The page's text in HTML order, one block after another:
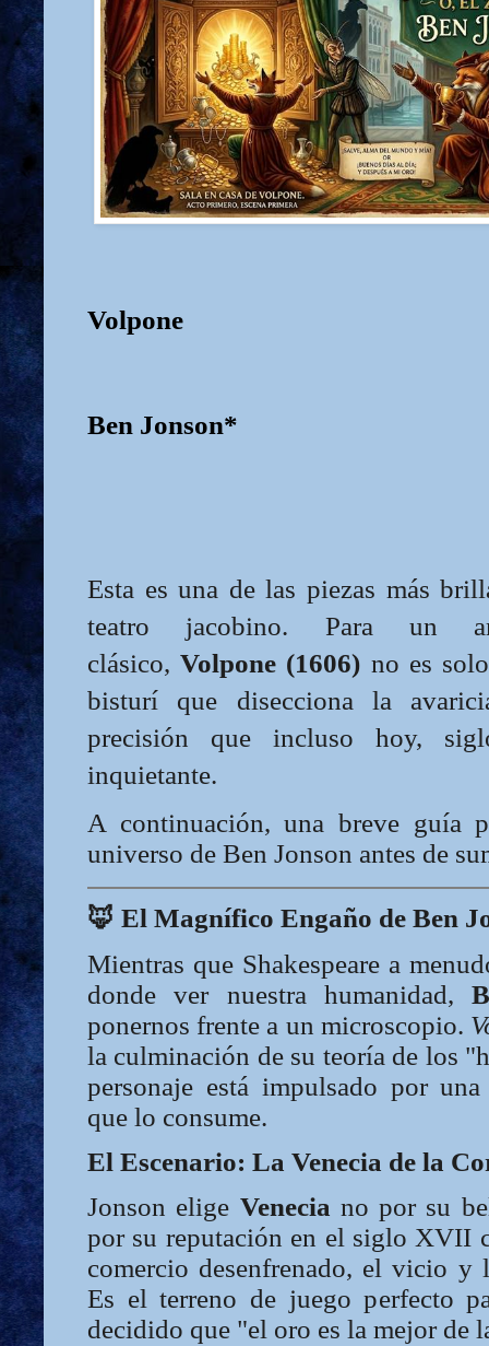
Volpone
Ben Jonson*
Esta es una de las piezas más
teatro jacobino. Para un
clásico,Volpone (1606) no es
bisturí que disecciona la
precisión que incluso hoy,
inquietante.
A continuación, una breve guía
universo de Ben Jonson antes de
🦊 El Magnífico Engaño de Ben
Mientras que Shakespeare a
donde ver nuestra humanidad,
ponernos frente a un microscopio.
la culminación de su teoría de los
personaje está impulsado por
que lo consume.
El Escenario: La Venecia de la
Jonson elige Venecia no por su
por su reputación en el siglo XVII
comercio desenfrenado, el vicio y
Es el terreno de juego perfecto
decidido que "el oro es la mejor de